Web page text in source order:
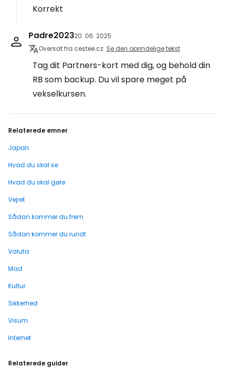
Korrekt
Padre202320. 06. 2025
Oversat fra cestee.cz Se den oprindelige tekst
Tag dit Partners-kort med dig, og behold din
RB som backup. Du vil spare meget på
vekselkursen.
Relaterede emner
Japan
Hvad du skal se
Hvad du skal gøre
Vejret
Sådan kommer du frem
Sådan kommer du rundt
Valuta
Mad
Kultur
Sikkerhed
Visum
Internet
Relaterede guider